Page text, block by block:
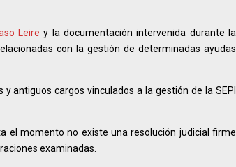
Leire y la documentación intervenida durante la
con la gestión de determinadas ayudas
antiguos cargos vinculados a la gestión de la SEPI
el momento no existe una resolución judicial firme
examinadas.